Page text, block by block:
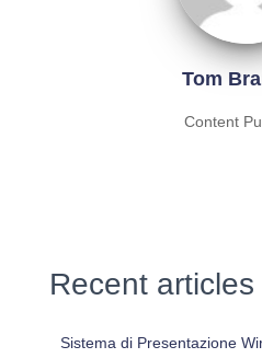
Tom
Content
Recent articles
Sistema di Presentazione